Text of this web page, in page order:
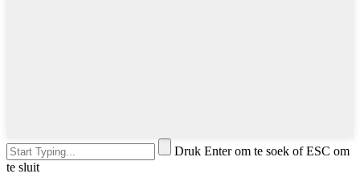
Druk Enter om te soek of ESC om
te sluit